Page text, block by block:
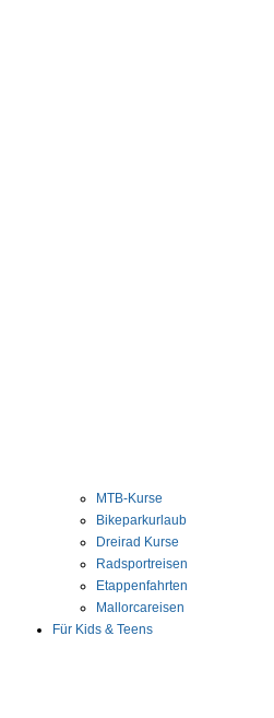
MTB-Kurse
Bikeparkurlaub
Dreirad Kurse
Radsportreisen
Etappenfahrten
Mallorcareisen
Für Kids & Teens